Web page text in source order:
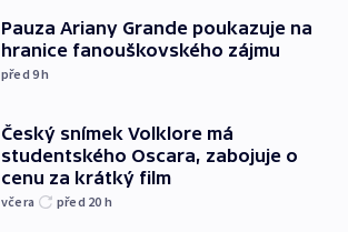
Pauza Ariany Grande poukazuje na
hranice fanouškovského zájmu
před 9h
Český snímek Volklore má
studentského Oscara, zabojuje o
cenu za krátký film
včera před 20 h